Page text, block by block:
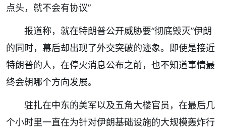
点头，就不会有协议”
报道称，就在特朗普公开威胁要“彻底毁灭”伊朗
的同时，幕后却出现了外交突破的迹象。即使是接近
特朗普的人，在停火消息公布之前，也不知道事情最
终会朝哪个方向发展。
驻扎在中东的美军以及五角大楼官员，在最后几
个小时里一直在为针对伊朗基础设施的大规模轰炸行